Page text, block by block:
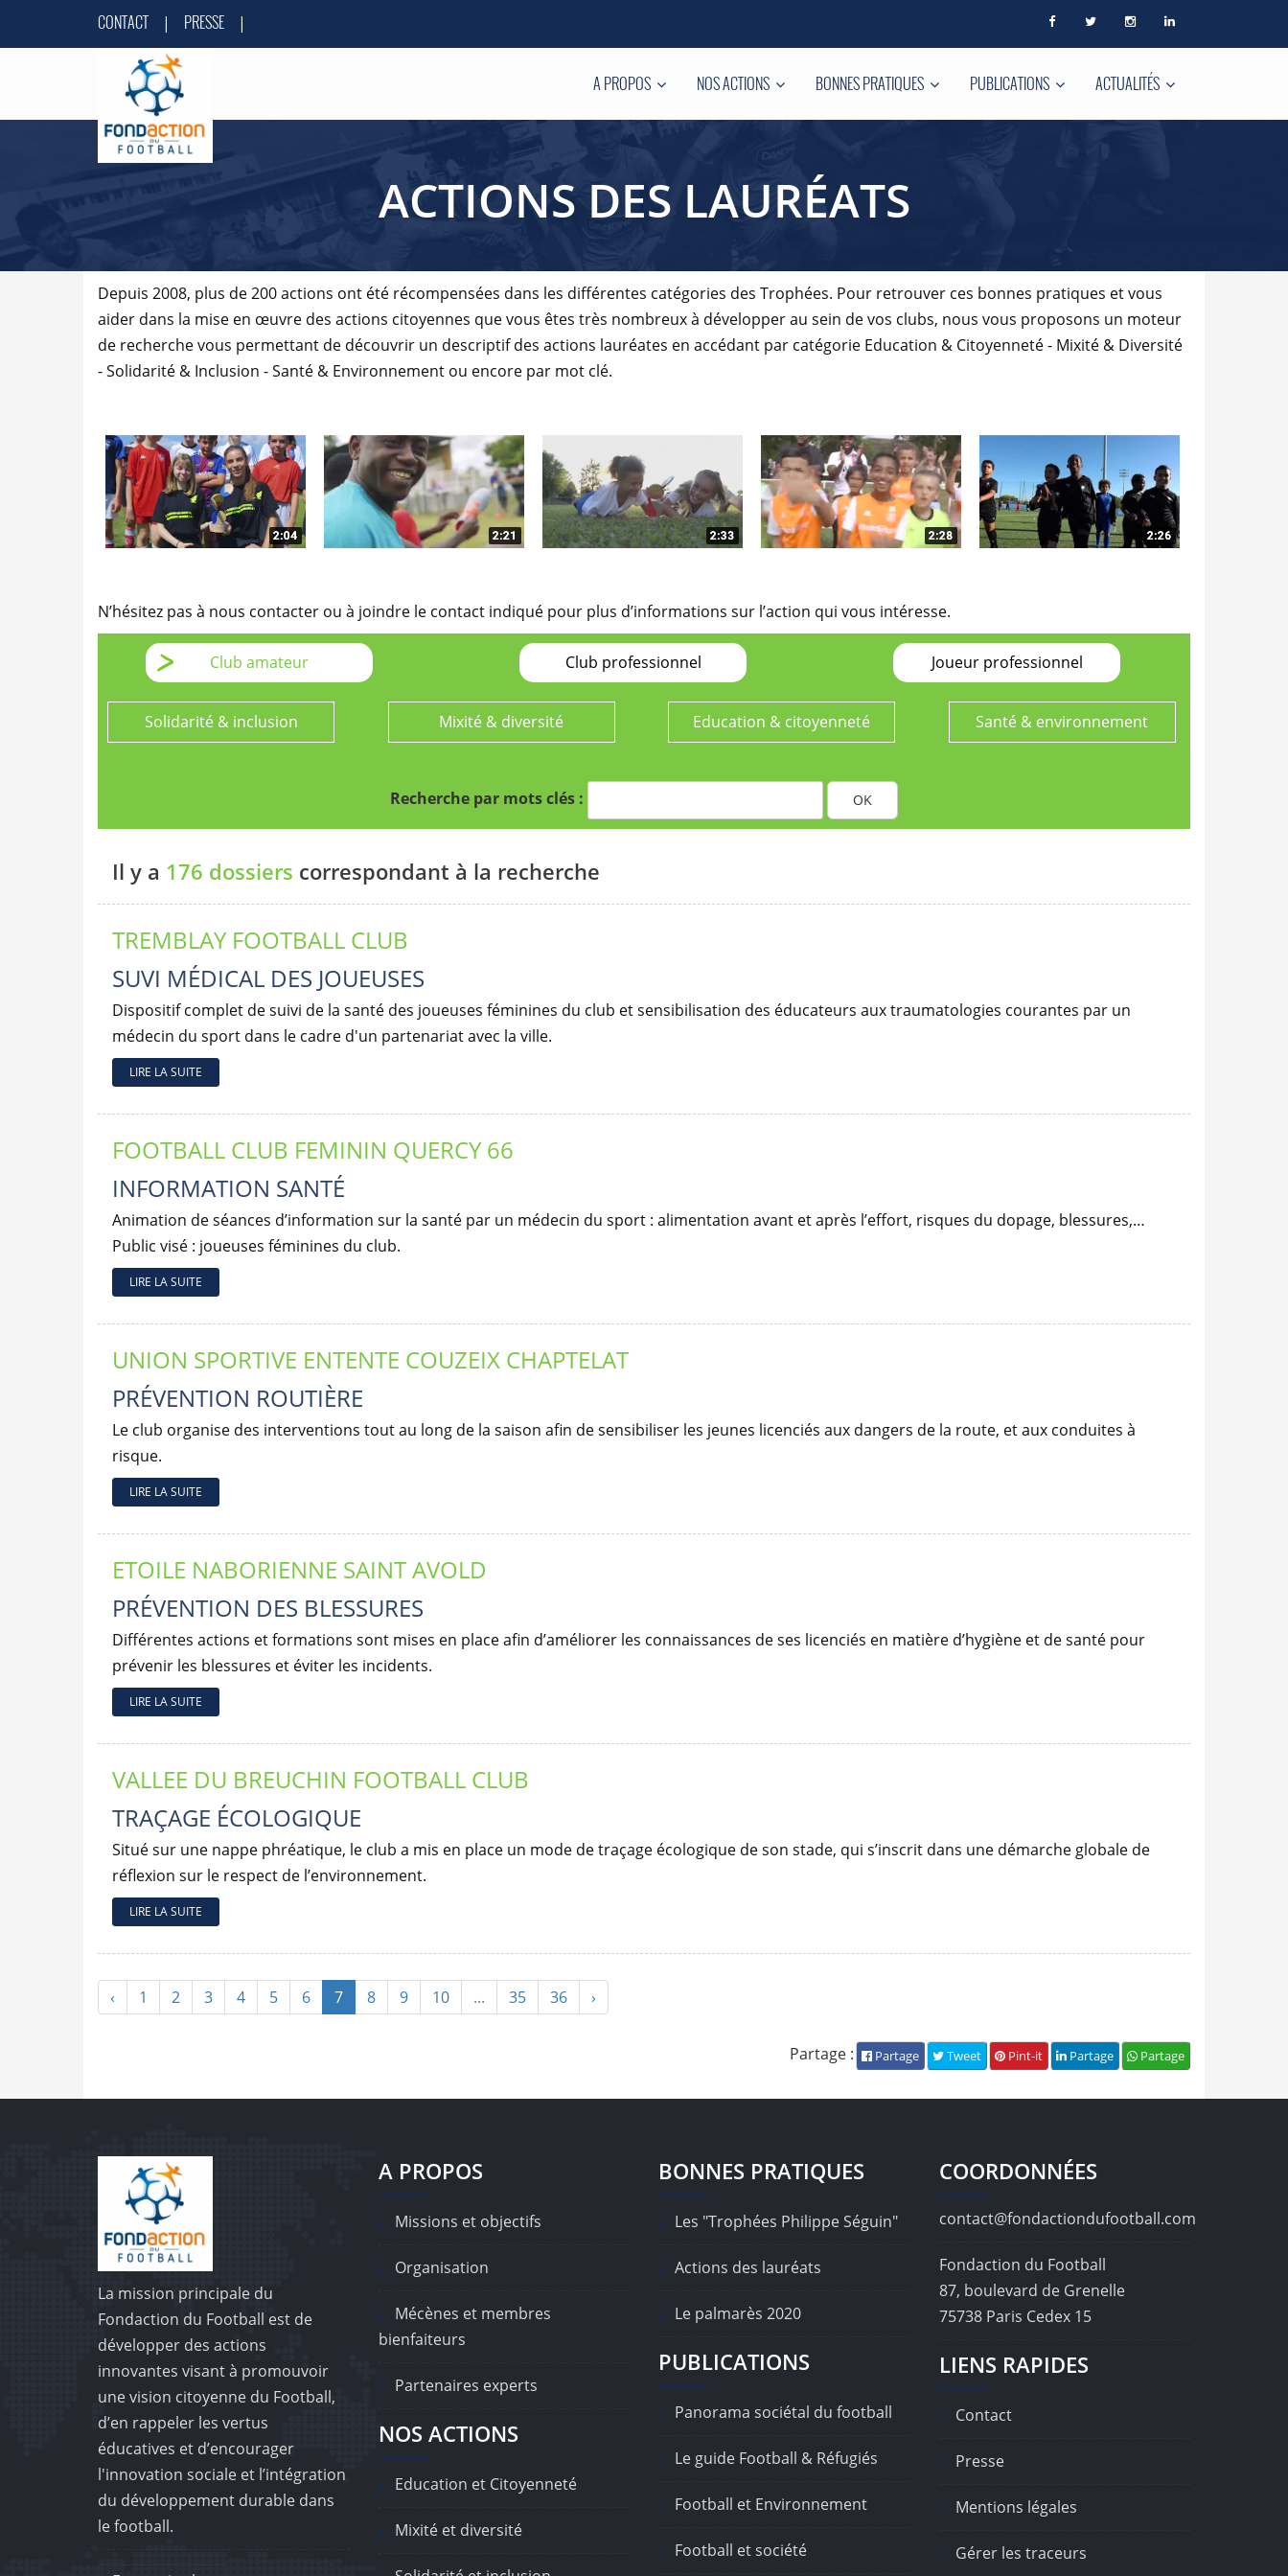
CONTACT | PRESSE |
A PROPOS NOS ACTIONS BONNES PRATIQUES PUBLICATIONS ACTUALITÉS
ACTIONS DES LAURÉATS
Depuis 2008, plus de 200 actions ont été récompensées dans les différentes catégories des Trophées. Pour retrouver ces bonnes pratiques et vous
aider dans la mise en œuvre des actions citoyennes que vous êtes très nombreux à développer au sein de vos clubs, nous vous proposons un moteur
de recherche vous permettant de découvrir un descriptif des actions lauréates en accédant par catégorie Education & Citoyenneté - Mixité & Diversité
- Solidarité & Inclusion - Santé & Environnement ou encore par mot clé.
N’hésitez pas à nous contacter ou à joindre le contact indiqué pour plus d’informations sur l’action qui vous intéresse.
Club amateur Club professionnel Joueur professionnel
Solidarité & inclusion Mixité & diversité Education & citoyenneté Santé & environnement
Recherche par mots clés : OK
Il y a 176 dossiers correspondant à la recherche
TREMBLAY FOOTBALL CLUB
SUVI MÉDICAL DES JOUEUSES
Dispositif complet de suivi de la santé des joueuses féminines du club et sensibilisation des éducateurs aux traumatologies courantes par un
médecin du sport dans le cadre d'un partenariat avec la ville.
LIRE LA SUITE
FOOTBALL CLUB FEMININ QUERCY 66
INFORMATION SANTÉ
Animation de séances d’information sur la santé par un médecin du sport : alimentation avant et après l’effort, risques du dopage, blessures,…
Public visé : joueuses féminines du club.
LIRE LA SUITE
UNION SPORTIVE ENTENTE COUZEIX CHAPTELAT
PRÉVENTION ROUTIÈRE
Le club organise des interventions tout au long de la saison afin de sensibiliser les jeunes licenciés aux dangers de la route, et aux conduites à
risque.
LIRE LA SUITE
ETOILE NABORIENNE SAINT AVOLD
PRÉVENTION DES BLESSURES
Différentes actions et formations sont mises en place afin d’améliorer les connaissances de ses licenciés en matière d’hygiène et de santé pour
prévenir les blessures et éviter les incidents.
LIRE LA SUITE
VALLEE DU BREUCHIN FOOTBALL CLUB
TRAÇAGE ÉCOLOGIQUE
Situé sur une nappe phréatique, le club a mis en place un mode de traçage écologique de son stade, qui s’inscrit dans une démarche globale de
réflexion sur le respect de l’environnement.
LIRE LA SUITE
‹ 1 2 3 4 5 6 7 8 9 10 ... 35 36 ›
Partage
Partage
Pint-it
Tweet
Partage
Partage :
La mission principale du
Fondaction du Football est de
développer des actions
innovantes visant à promouvoir
une vision citoyenne du Football,
d’en rappeler les vertus
éducatives et d’encourager
l'innovation sociale et l’intégration
du développement durable dans
le football.
A PROPOS
Missions et objectifs
Organisation
Mécènes et membres
bienfaiteurs
Partenaires experts
NOS ACTIONS
Education et Citoyenneté
Mixité et diversité
BONNES PRATIQUES
Les "Trophées Philippe Séguin"
Actions des lauréats
Le palmarès 2020
PUBLICATIONS
Panorama sociétal du football
Le guide Football & Réfugiés
Football et Environnement
Football et société
COORDONNÉES
contact@fondactiondufootball.com
Fondaction du Football
87, boulevard de Grenelle
75738 Paris Cedex 15
LIENS RAPIDES
Contact
Presse
Mentions légales
Gérer les traceurs